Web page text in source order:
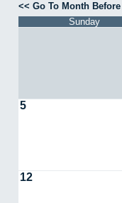
<< Go To Month Before
Sunday
5
12